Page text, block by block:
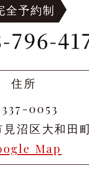
全予約制
住所
0053
沼区大和田
Map